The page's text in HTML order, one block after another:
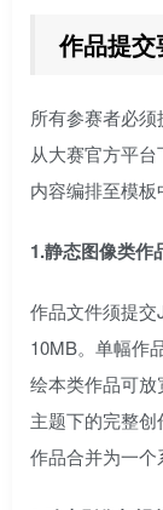
作品提交
所有参赛者必须
从大赛官方平
内容编排至模板
1.静态图像类作
作品文件须提
10MB。单幅作
绘本类作品可
主题下的完整
作品合并为一个